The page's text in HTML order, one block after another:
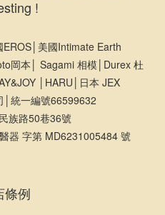
!
美國Intimate Earth
岡本│ Sagami 相模│Durex 杜
│HARU│日本 JEX
│統一編號66599632
族路50巷36號
器 字第 MD6231005484 號
條例